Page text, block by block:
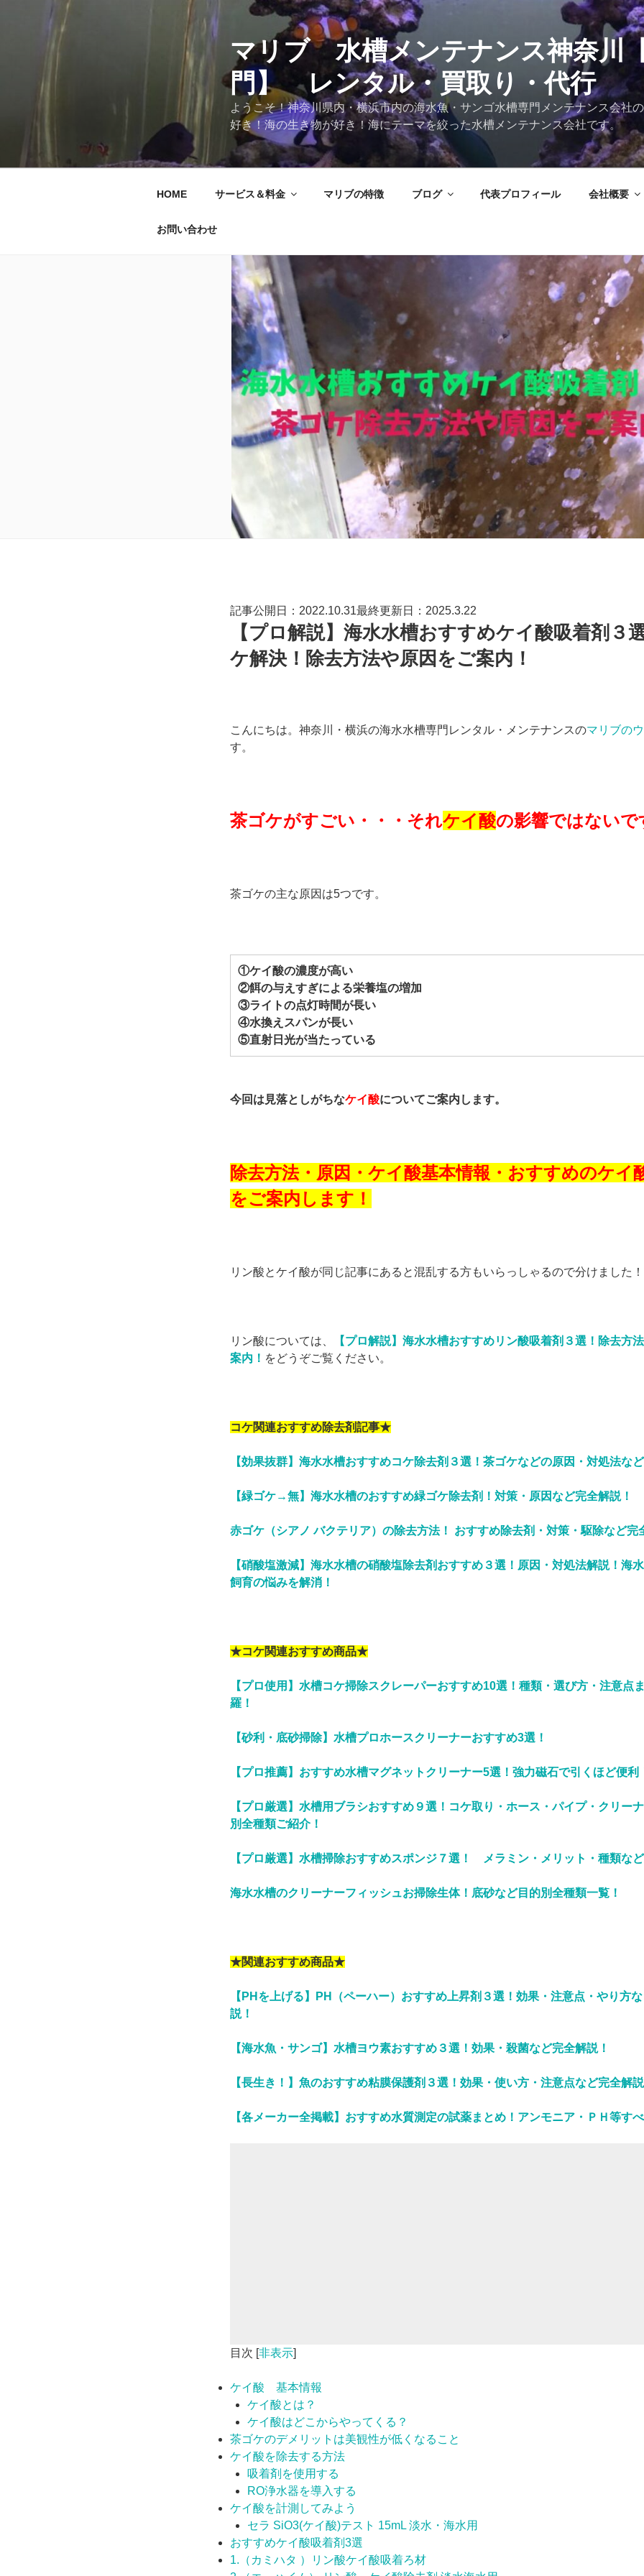
マリブ 水槽メンテナンス神奈川
門】 レンタル・買取り・代行
ようこそ！神奈川県内・横浜市内の海水魚・サンゴ水槽専門メンテナンス会社
好き！海の生き物が好き！海にテーマを絞った水槽メンテナンス会社です。
HOME サービス＆料金 マリブの特徴 ブログ 代表プロフィール 会社概要
お問い合わせ
記事公開日：2022.10.31最終更新日：2025.3.22
【プロ解説】海水水槽おすすめケイ酸吸着剤３
ケ解決！除去方法や原因をご案内！
こんにちは。神奈川・横浜の海水水槽専門レンタル・メンテナンスのマリブの
す。
茶ゴケがすごい・・・それケイ酸の影響ではないで
茶ゴケの主な原因は5つです。
①ケイ酸の濃度が高い
②餌の与えすぎによる栄養塩の増加
③ライトの点灯時間が長い
④水換えスパンが長い
⑤直射日光が当たっている
今回は見落としがちなケイ酸についてご案内します。
除去方法・原因・ケイ酸基本情報・おすすめのケイ
をご案内します！
リン酸とケイ酸が同じ記事にあると混乱する方もいらっしゃるので分けました！
リン酸については、
【プロ解説】海水水槽おすすめリン酸吸着剤３選！除去方
案内！ をどうぞご覧ください。
コケ関連おすすめ除去剤記事★
【効果抜群】海水水槽おすすめコケ除去剤３選！茶ゴケなどの原因・対処法な
【緑ゴケ→無】海水水槽のおすすめ緑ゴケ除去剤！対策・原因など完全解説！
赤ゴケ（シアノ バクテリア）の除去方法！ おすすめ除去剤・対策・駆除など完
【硝酸塩激減】海水水槽の硝酸塩除去剤おすすめ３選！原因・対処法解説！海
飼育の悩みを解消！
★コケ関連おすすめ商品★
【プロ使用】水槽コケ掃除スクレーパーおすすめ10選！種類・選び方・注意点
羅！
【砂利・底砂掃除】水槽プロホースクリーナーおすすめ3選！
【プロ推薦】おすすめ水槽マグネットクリーナー5選！強力磁石で引くほど便利
【プロ厳選】水槽用ブラシおすすめ９選！コケ取り・ホース・パイプ・クリー
別全種類ご紹介！
【プロ厳選】水槽掃除おすすめスポンジ７選！ メラミン・メリット・種類な
海水水槽のクリーナーフィッシュお掃除生体！底砂など目的別全種類一覧！
★関連おすすめ商品★
【PHを上げる】PH（ペーハー）おすすめ上昇剤３選！効果・注意点・やり方
説！
【海水魚・サンゴ】水槽ヨウ素おすすめ３選！効果・殺菌など完全解説！
【長生き！】魚のおすすめ粘膜保護剤３選！効果・使い方・注意点など完全解
【各メーカー全掲載】おすすめ水質測定の試薬まとめ！アンモニア・ＰＨ等す
目次 [非表示]
ケイ酸 基本情報
ケイ酸とは？
ケイ酸はどこからやってくる？
茶ゴケのデメリットは美観性が低くなること
ケイ酸を除去する方法
吸着剤を使用する
RO浄水器を導入する
ケイ酸を計測してみよう
セラ SiO3(ケイ酸)テスト 15mL 淡水・海水用
おすすめケイ酸吸着剤3選
1.（カミハタ ）リン酸ケイ酸吸着ろ材